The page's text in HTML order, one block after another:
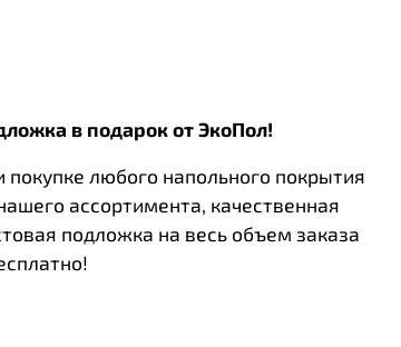
в подарок от ЭкоПол!
покупке любого напольного покрытия
ассортимента, качественная
подложка на весь объем заказа